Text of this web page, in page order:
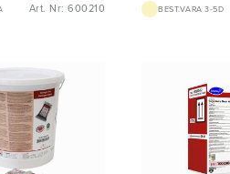
Art. Nr: 600210 BEST.VARA 3-5D